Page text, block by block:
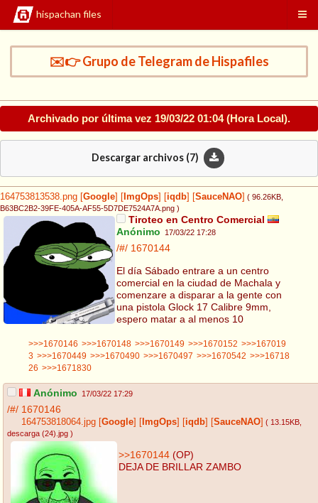
hispachan files
✉️👉 Grupo de Telegram de Hispafiles
Archivado por última vez 19/03/22 01:04(Hora Local).
Descargar archivos (7)
164753813538.png Google ImgOps iqdb SauceNAO ( 96.26KB
B63BC2B2-39FE-405A-AF55-5D7DE7524A7A.png )
Tiroteo en Centro Comercial
Anónimo
17/03/22 17:28
/#/ 1670144
El día Sábado entrare a un centro
comercial en la ciudad de Machala y
comenzare a disparar a la gente con
una pistola Glock 17 Calibre 9mm,
espero matar a al menos 10
>>>1670146 >>>1670148 >>>1670149 >>>1670152 >>>167019
3 >>>1670449 >>>1670490 >>>1670497 >>>1670542 >>>16718
26 >>>1671830
Anónimo 17/03/22 17:29
/#/ 1670146
164753818064.jpg Google ImgOps iqdb SauceNAO ( 13.15KB
descarga (24).jpg )
>>1670144 (OP)
DEJA DE BRILLAR ZAMBO